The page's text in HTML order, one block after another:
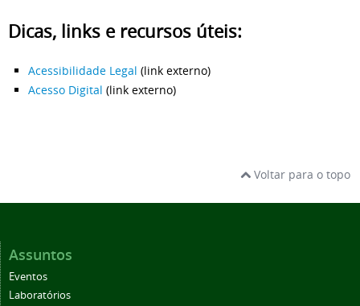
Dicas, links e recursos úteis:
Acessibilidade Legal (link externo)
Acesso Digital (link externo)
Voltar para o topo
Assuntos
Eventos
Laboratórios